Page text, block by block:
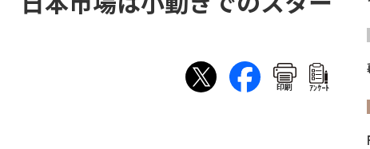
印刷 ｱﾝｹｰﾄ